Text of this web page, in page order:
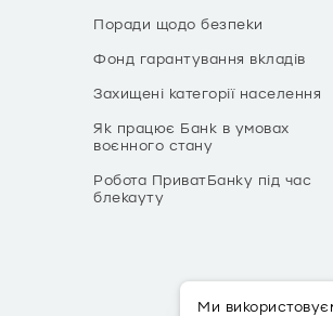
Ми
Поради щодо безпеки
Фонд гарантування вкладів
Захищені категорії населення
Як працює Банк в умовах
воєнного стану
Робота ПриватБанку під час
блекауту